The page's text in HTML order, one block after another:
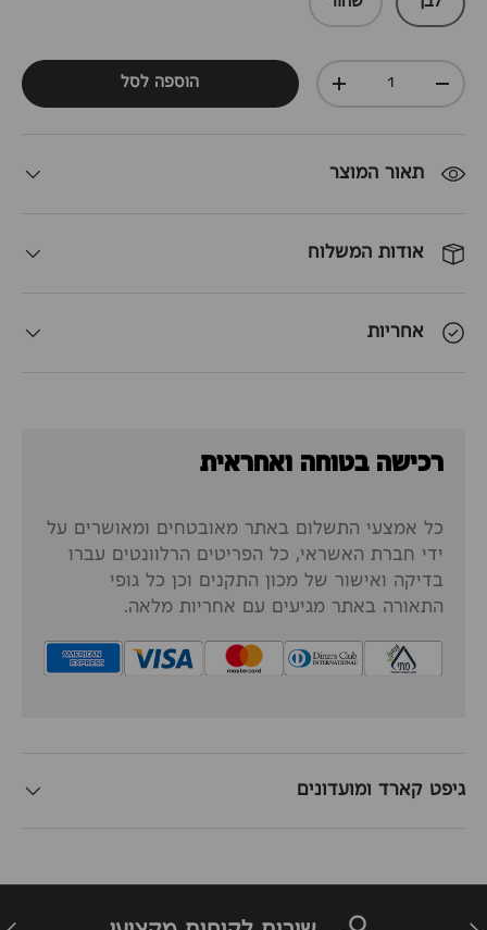
כמות
+ הוספה לסל
תאור המוצר
אודות המשלוח
אחריות
רכישה בטוחה ואחראית
כל אמצעי התשלום באתר מאובטחים ומאושרים על
ידי חברת האשראי, כל הפריטים הרלוונטים עברו
בדיקה ואישור של מכון התקנים וכן כל גופי
התאורה באתר מגיעים עם אחריות מלאה.
גיפט קארד ומועדונים
חזרה